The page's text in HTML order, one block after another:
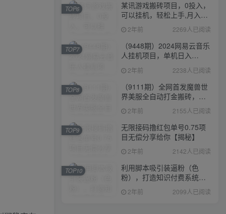
某讯游戏搬砖项目，0投入，
可以挂机，轻松上手,月入
3000+上不封顶
2年前 2269人已阅读
TOP6
（9448期）2024网易云音乐
人挂机项目，单机日入
150+，无脑月入5000+
2年前 2238人已阅读
TOP7
（9111期）全网首发魔兽世
界美服全自动打金搬砖，日
入1000+，简单好操作，保
姆级教学
2年前 2155人已阅读
TOP8
无限接码撸红包单号0.75项
目无偿分享给你【揭秘】
2年前 2142人已阅读
TOP9
利用脚本吸引装逼粉（色
粉），打造知识付费系统，
附388元美女写真项目
2年前 2099人已阅读
TOP10